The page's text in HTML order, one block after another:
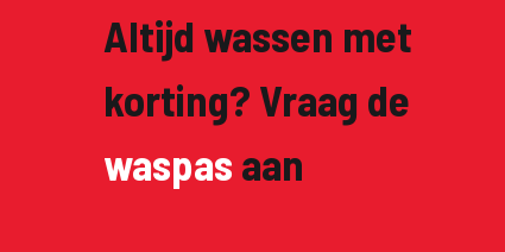
Altijd wassen met
korting? Vraag de
waspas aan